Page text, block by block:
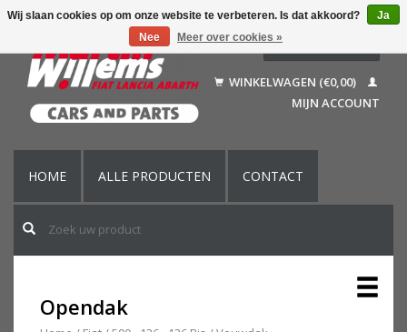
Français
English (US)
WINKELWAGEN (€0,00)
MIJN ACCOUNT
HOME ALLE PRODUCTEN CONTACT
Opendak
Wij slaan cookies op om onze website te verbeteren. Is dat akkoord?
Ja
Nee
Meer over cookies »